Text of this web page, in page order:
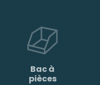
Bac à
pièces